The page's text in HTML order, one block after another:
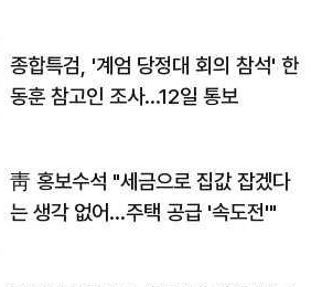
종합특검, '계엄 당정대 회의 참석' 한
동훈 참고인 조사...12일 통보
靑 홍보수석 "세금으로 집값 잡겠다
는 생각 없어…주택 공급 '속도전'"